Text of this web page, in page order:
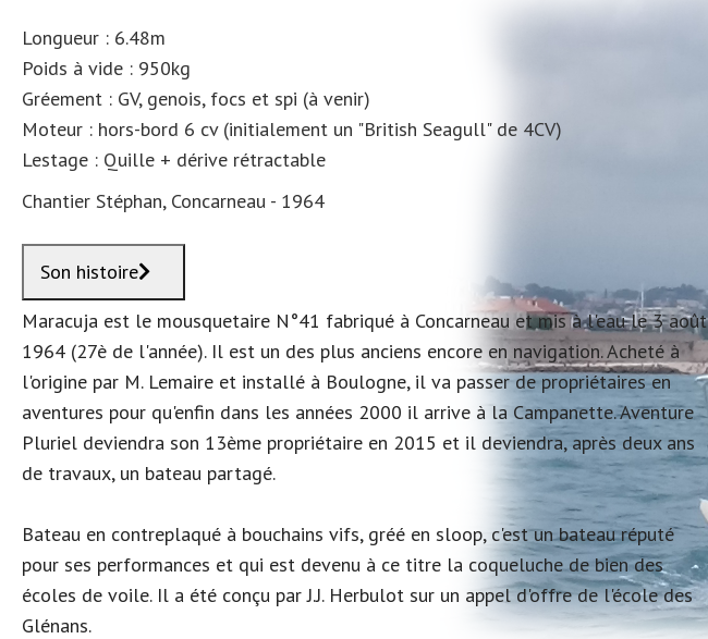
Longueur : 6.48m
Poids à vide : 950kg
Gréement : GV, genois, focs et spi (à venir)
Moteur : hors-bord 6 cv (initialement un "British Seagull" de 4CV)
Lestage : Quille + dérive rétractable
Chantier Stéphan, Concarneau - 1964
Son histoire
Maracuja est le mousquetaire N°41 fabriqué à Concarneau et mis à l'eau le 3 août
1964 (27è de l'année). Il est un des plus anciens encore en navigation. Acheté à
l'origine par M. Lemaire et installé à Boulogne, il va passer de propriétaires en
aventures pour qu'enfin dans les années 2000 il arrive à la Campanette. Aventure
Pluriel deviendra son 13ème propriétaire en 2015 et il deviendra, après deux ans
de travaux, un bateau partagé.
Bateau en contreplaqué à bouchains vifs, gréé en sloop, c'est un bateau réputé
pour ses performances et qui est devenu à ce titre la coqueluche de bien des
écoles de voile. Il a été conçu par J.J. Herbulot sur un appel d'offre de l'école des
Glénans.